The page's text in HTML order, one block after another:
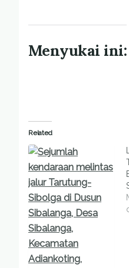
Menyukai ini:
Related